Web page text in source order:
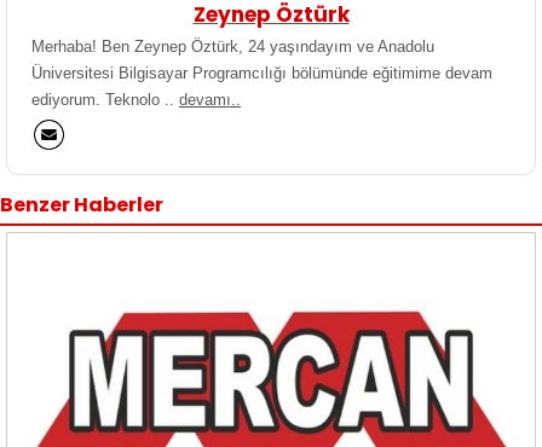
Zeynep Öztürk
Merhaba! Ben Zeynep Öztürk, 24 yaşındayım ve Anadolu
Üniversitesi Bilgisayar Programcılığı bölümünde eğitimime devam
ediyorum. Teknolo .. devamı..
Benzer Haberler